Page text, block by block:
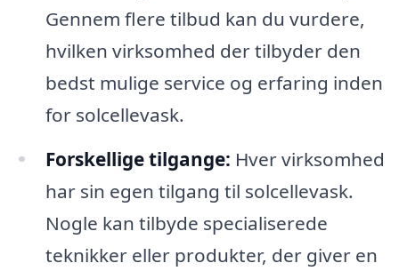
Gennem flere tilbud kan du vurdere,
hvilken virksomhed der tilbyder den
bedst mulige service og erfaring inden
for solcellevask.
Forskellige tilgange: Hver virksomhed
har sin egen tilgang til solcellevask.
Nogle kan tilbyde specialiserede
teknikker eller produkter, der giver en